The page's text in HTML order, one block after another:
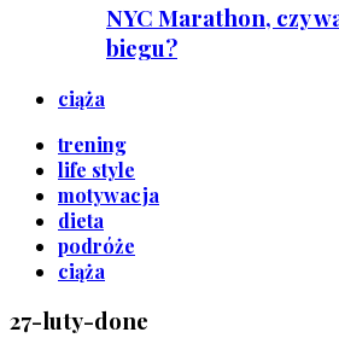
NYC Marathon, czy
biegu?
ciąża
trening
life style
motywacja
dieta
podróże
ciąża
27-luty-done